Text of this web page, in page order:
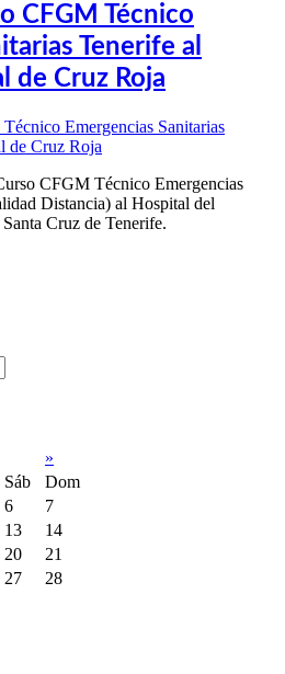
CFGM Técnico
Tenerife al
de Cruz Roja
CFGM Técnico Emergencias
Distancia) al Hospital del
Cruz de Tenerife.
»
Sáb
Dom
6
7
13
14
20
21
27
28